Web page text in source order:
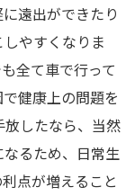
遠出ができたり
やすくなりま
全て車で行って
健康上の問題を
放したなら、当然
るため、日常生
点が増えること